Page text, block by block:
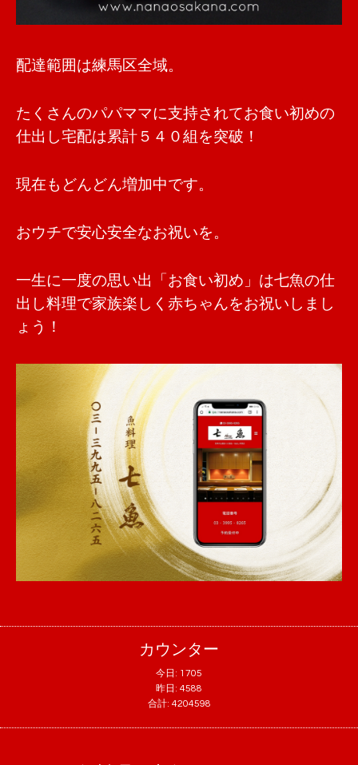
配達範囲は練馬区全域。
たくさんのパパママに支持されてお食い初めの
仕出し宅配は累計５４０組を突破！
現在もどんどん増加中です。
おウチで安心安全なお祝いを。
一生に一度の思い出「お食い初め」は七魚の仕
出し料理で家族楽しく赤ちゃんをお祝いしまし
ょう！
カウンター
今日: 1705
昨日: 4588
合計: 4204598